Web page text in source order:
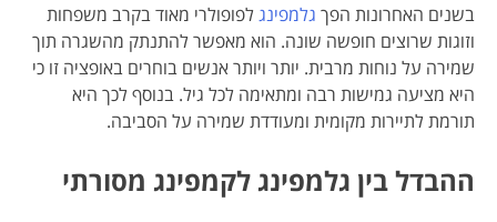
בשנים האחרונות הפך גלמפינגלפופולרי מאוד בקרב משפחות
וזוגות שרוצים חופשה שונה. הוא מאפשר להתנתק מהשגרה תוך
שמירה על נוחות מרבית. יותר ויותר אנשים בוחרים באופציה זו כי
היא מציעה גמישות רבה ומתאימה לכל גיל. בנוסף לכך היא
תורמת לתיירות מקומית ומעודדת שמירה על הסביבה.
ההבדל בין גלמפינג לקמפינג מסורתי